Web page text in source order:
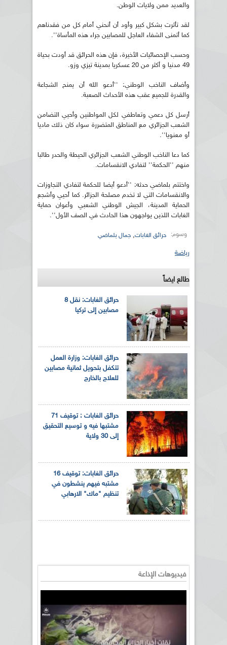
والعديد ممن ولايات الوطن.
لقد تأثرت بشكل كبير وأود أن أنحني أمام كل من فقدناهم
كما أتمنى الشفاء العاجل للمصابين جراء هذه المأساة''.
وحسب الإحصائيات الأخيرة، فإن هذه الحرائق قد أودت بحياة
49 مدنيا و أكثر من 20 عسكريا بمدينة تيزي وزو.
وأضاف الناخب الوطني: ''أدعو الله أن يمنح الشجاعة
والقدرة للجميع عقب هذه الأحداث الصعبة.
أرسل كل دعمي وتعاطفي لكل المواطنين وأحيي التضامن
الشعب الجزائري مع المناطق المتضررة سواء كان ذلك ماديا
أو معنويا''.
كما دعا الناخب الوطني الشعب الجزائري الحيطة والحدر طالبا
منهم ''الحكمة'' لتفادي الانقسامات.
واختتم بلماضي حدثه: ''أدعو أيضا للحكمة لتفادي التجاوزات
والانقسامات التي لا تخدم مصلحة الجزائر. كما أحيي وأشجع
الحماية المدينة، الجيش الوطني الشعبي وأعوان حماية
الغابات اللذين يواجهون هذا الحادث في الصف الأول''.
وسوم: حرائق الغابات, جمال بلماضي
رياضة
طالع ايضاً
حرائق الغابات: نقل 8
مصابين إلى تركيا
حرائق الغابات: وزارة العمل
تتكفل بتحويل ثمانية مصابين
للعلاج بالخارج
حرائق الغابات : توقيف 71
مشتبها فيه و توسيع التحقيق
إلى 30 ولاية
حرائق الغابات: توقيف 16
مشتبه فيهم ينشطون في
تنظيم "ماك" الارهابي
فيديوهات الإذاعة